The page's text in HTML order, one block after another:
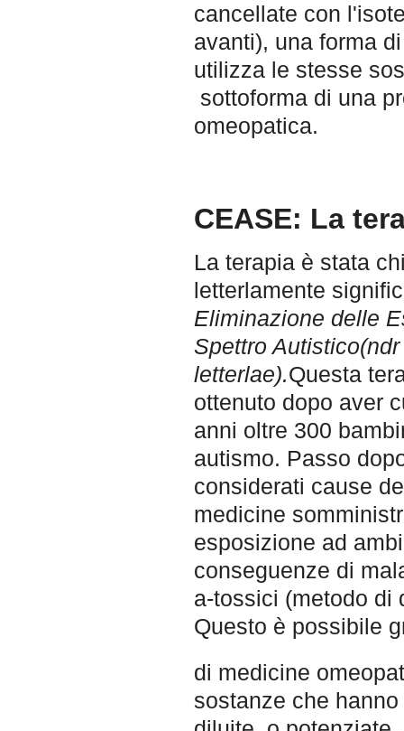
cancellate con
avanti), una forma
utilizza le stesse
sottoforma di una
omeopatica.
CEASE: La
La terapia è stata
letterlamente
Eliminazione delle
Spettro
letterlae).Questa
ottenuto dopo aver
anni oltre 300
autismo. Passo
considerati cause
medicine
esposizione ad
conseguenze di
a-tossici (metodo di
Questo è possibile
di medicine
sostanze che